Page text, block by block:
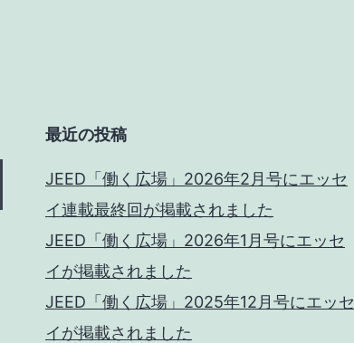
最近の投稿
JEED「働く広場」2026年2月号にエッセ
イ連載最終回が掲載されました
JEED「働く広場」2026年1月号にエッセ
イが掲載されました
JEED「働く広場」2025年12月号にエッセ
イが掲載されました